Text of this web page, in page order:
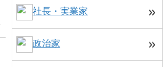
社長・実業家
政治家